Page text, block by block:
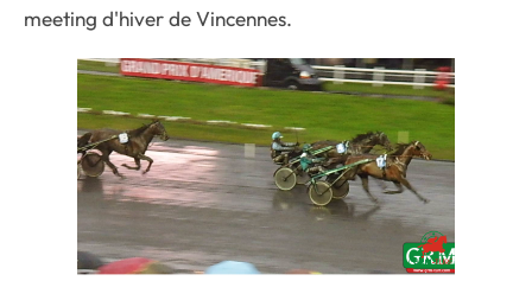
meeting d'hiver de Vincennes.